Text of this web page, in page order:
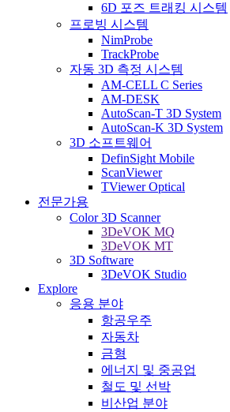
6D 포즈 트래킹 시스템
프로빙 시스템
NimProbe
TrackProbe
자동 3D 측정 시스템
AM-CELL C Series
AM-DESK
AutoScan-T 3D System
AutoScan-K 3D System
3D 소프트웨어
DefinSight Mobile
ScanViewer
TViewer Optical
전문가용
Color 3D Scanner
3DeVOK MQ
3DeVOK MT
3D Software
3DeVOK Studio
Explore
응용 분야
항공우주
자동차
금형
에너지 및 중공업
철도 및 선박
비산업 분야